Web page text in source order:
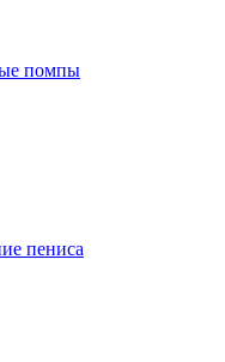
помпы
пениса